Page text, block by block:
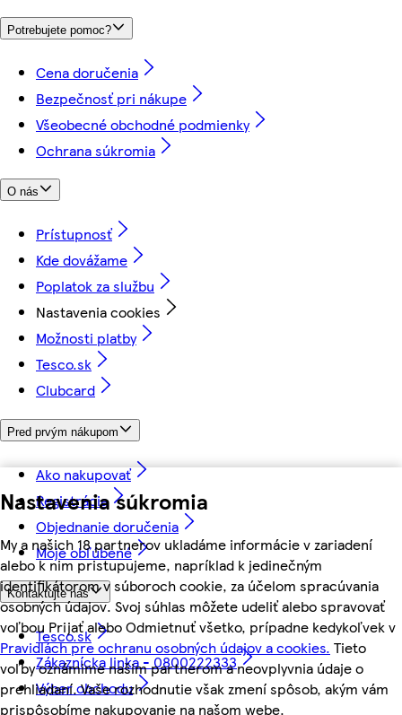
Nastavenia súkromia
My a našich 18 partnerov ukladáme informácie v zariadení
alebo k nim pristupujeme, napríklad k jedinečným
identifikátorom v súboroch cookie, za účelom spracúvania
osobných údajov. Svoj súhlas môžete udeliť alebo spravovať
voľbou Prijať alebo Odmietnuť všetko, prípadne kedykoľvek v
Pravidlách pre ochranu osobných údajov a cookies. Tieto
voľby oznámime našim partnerom a neovplyvnia údaje o
prehliadaní. Vaše rozhodnutie však zmení spôsob, akým vám
prispôsobíme nakupovanie na našom webe.
Potrebujete pomoc?
Cena doručenia
Bezpečnosť pri nákupe
Všeobecné obchodné podmienky
Ochrana súkromia
O nás
Prístupnosť
Kde dovážame
Poplatok za službu
Nastavenia cookies
Možnosti platby
Tesco.sk
Clubcard
Pred prvým nákupom
Ako nakupovať
Registrácia
Objednanie doručenia
Moje obľúbené
Kontaktujte nás
Tesco.sk
Zákaznícka linka - 0800222333
Výber obchodu